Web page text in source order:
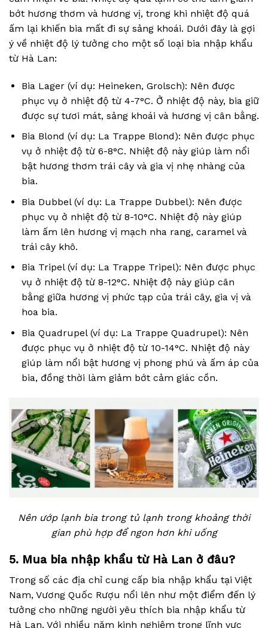
bớt hương thơm và hương vị, trong khi nhiệt độ quá
ấm lại khiến bia mất đi sự sảng khoái. Dưới đây là gợi
ý về nhiệt độ lý tưởng cho một số loại bia nhập khẩu
từ Hà Lan:
Bia Lager (ví dụ: Heineken, Grolsch): Nên được
phục vụ ở nhiệt độ từ 4-7°C. Ở nhiệt độ này, bia giữ
được sự tươi mát, sảng khoái và hương vị cân bằng.
Bia Blond (ví dụ: La Trappe Blond): Nên được phục
vụ ở nhiệt độ từ 6-8°C. Nhiệt độ này giúp làm nổi
bật hương thơm trái cây và gia vị nhẹ nhàng của
bia.
Bia Dubbel (ví dụ: La Trappe Dubbel): Nên được
phục vụ ở nhiệt độ từ 8-10°C. Nhiệt độ này giúp
làm ấm lên hương vị mạch nha rang, caramel và
trái cây khô.
Bia Tripel (ví dụ: La Trappe Tripel): Nên được phục
vụ ở nhiệt độ từ 8-12°C. Nhiệt độ này giúp cân
bằng giữa hương vị phức tạp của trái cây, gia vị và
hoa bia.
Bia Quadrupel (ví dụ: La Trappe Quadrupel): Nên
được phục vụ ở nhiệt độ từ 10-14°C. Nhiệt độ này
giúp làm nổi bật hương vị phong phú và ấm áp của
bia, đồng thời làm giảm bớt cảm giác cồn.
Nên ướp lạnh bia trong tủ lạnh trong khoảng thời
gian phù hợp để ngon hơn khi uống
5. Mua bia nhập khẩu từ Hà Lan ở đâu?
Trong số các địa chỉ cung cấp bia nhập khẩu tại Việt
Nam, Vương Quốc Rượu nổi lên như một điểm đến lý
tưởng cho những người yêu thích bia nhập khẩu từ
Hà Lan. Với nhiều năm kinh nghiệm trong lĩnh vực